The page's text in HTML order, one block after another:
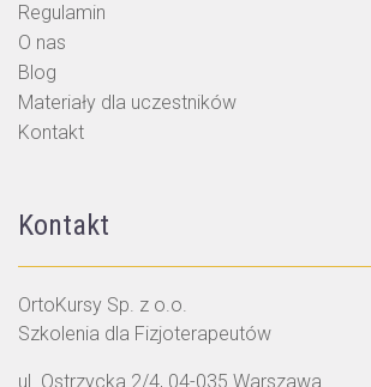
Regulamin
O nas
Blog
Materiały dla uczestników
Kontakt
Kontakt
OrtoKursy Sp. z o.o.
Szkolenia dla Fizjoterapeutów
ul. Ostrzycka 2/4, 04-035 Warszawa